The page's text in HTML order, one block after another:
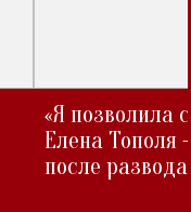
«Я позволила
Елена Тополя
после развода